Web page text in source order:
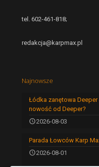
tel. 602-461-818;
redakcja@karpmax.pl
Najnowsze
Łódka zanętowa
nowość od Deeper?
2026-08-03
Parada Łowców Karp
2026-08-01